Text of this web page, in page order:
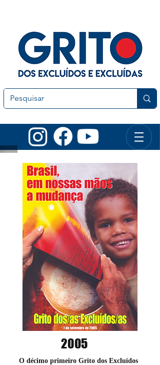
2005
O décimo primeiro Grito dos Excluídos